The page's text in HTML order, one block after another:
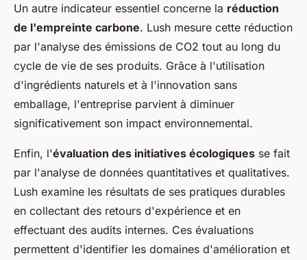
Un autre indicateur essentiel concerne la réduction
de l'empreinte carbone. Lush mesure cette réduction
par l'analyse des émissions de CO2 tout au long du
cycle de vie de ses produits. Grâce à l'utilisation
d'ingrédients naturels et à l'innovation sans
emballage, l'entreprise parvient à diminuer
significativement son impact environnemental.
Enfin, l'évaluation des initiatives écologiques se fait
par l'analyse de données quantitatives et qualitatives.
Lush examine les résultats de ses pratiques durables
en collectant des retours d'expérience et en
effectuant des audits internes. Ces évaluations
permettent d'identifier les domaines d'amélioration et